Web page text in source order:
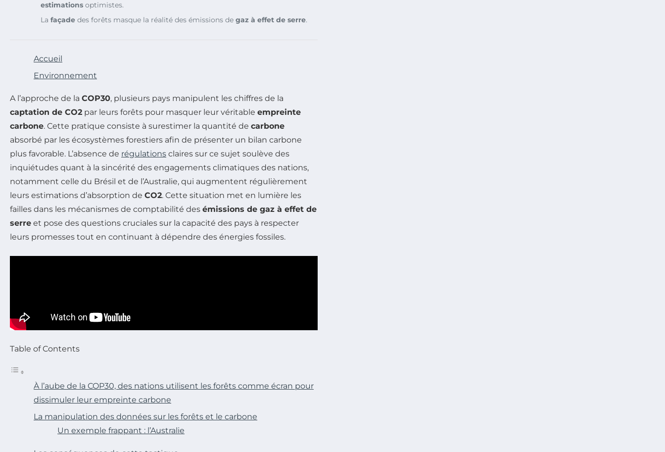
estimations optimistes.
La façade des forêts masque la réalité des émissions de gaz à effet de serre.
Accueil
Environnement
A l’approche de la COP30, plusieurs pays manipulent les chiffres de la
captation de CO2 par leurs forêts pour masquer leur véritable empreinte
carbone. Cette pratique consiste à surestimer la quantité de carbone
absorbé par les écosystèmes forestiers afin de présenter un bilan carbone
plus favorable. L’absence de régulations claires sur ce sujet soulève des
inquiétudes quant à la sincérité des engagements climatiques des nations,
notamment celle du Brésil et de l’Australie, qui augmentent régulièrement
leurs estimations d’absorption de CO2. Cette situation met en lumière les
failles dans les mécanismes de comptabilité des émissions de gaz à effet de
serre et pose des questions cruciales sur la capacité des pays à respecter
leurs promesses tout en continuant à dépendre des énergies fossiles.
Table of Contents
À l’aube de la COP30, des nations utilisent les forêts comme écran pour
dissimuler leur empreinte carbone
La manipulation des données sur les forêts et le carbone
Un exemple frappant : l’Australie